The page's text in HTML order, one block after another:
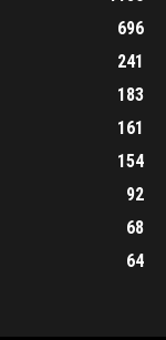
696
241
183
161
154
92
68
64